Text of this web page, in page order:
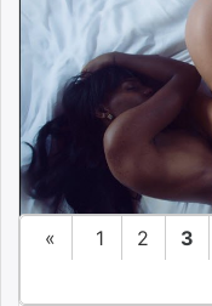
Өнөөдрийн
« 1 2 3